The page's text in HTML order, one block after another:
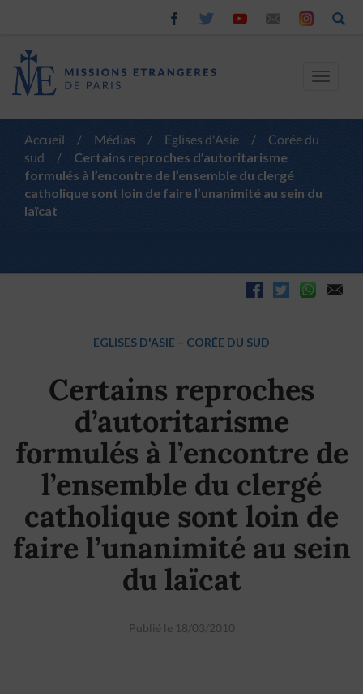
Toggle
Accueil / Médias / Eglises d'Asie /
Corée du
sud
/
Certains reproches d’autoritarisme
formulés à l’encontre de l’ensemble du clergé
catholique sont loin de faire l’unanimité au sein du
laïcat
EGLISES D'ASIE – CORÉE DU SUD
Certains reproches
d’autoritarisme
formulés à l’encontre de
l’ensemble du clergé
catholique sont loin de
faire l’unanimité au sein
du laïcat
Publié le 18/03/2010